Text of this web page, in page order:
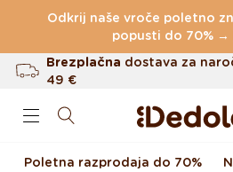
Preskoči na vsebino
Odkrij naše vroče poletno
popusti do 70% →
(60.231 Ocen)
Brezplačna dostava za
49 €
Do 100 dni za vračilo
Poletna razprodaja do 70%